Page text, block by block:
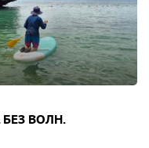
БЕЗ ВОЛН.